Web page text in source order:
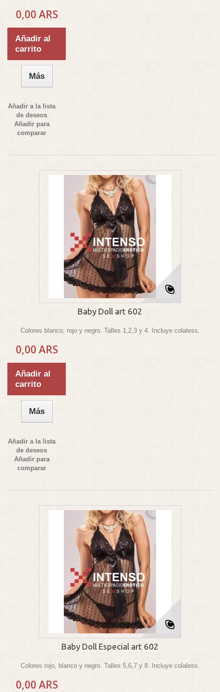
0,00 ARS
Añadir al
carrito
Más
Añadir a la lista
de deseos
Añadir para
comparar
Baby Doll art 602
Colores blanco, rojo y negro. Talles 1,2,3 y 4. Incluye colaless.
0,00 ARS
Añadir al
carrito
Más
Añadir a la lista
de deseos
Añadir para
comparar
Baby Doll Especial art 602
Colores rojo, blanco y negro. Talles 5,6,7 y 8. Incluye colaless.
0,00 ARS